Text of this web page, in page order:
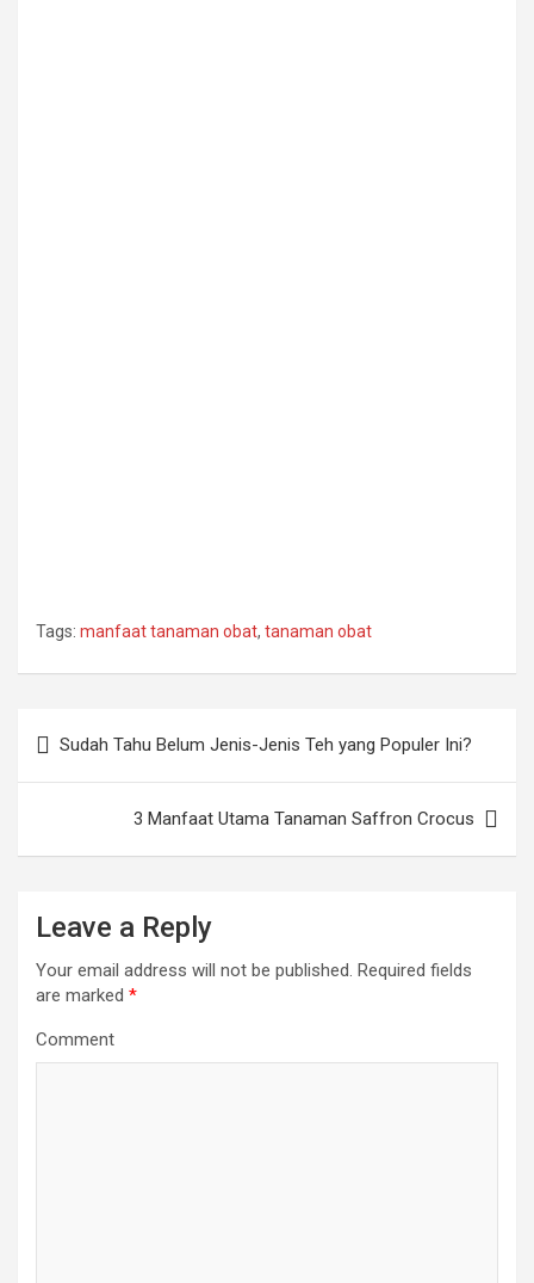
Tags: manfaat tanaman obat, tanaman obat
PostSudah Tahu Belum Jenis-Jenis Teh yang Populer Ini?
3 Manfaat Utama Tanaman Saffron Crocus
Leave a Reply
Your email address will not be published. Required fields
are marked *
Comment